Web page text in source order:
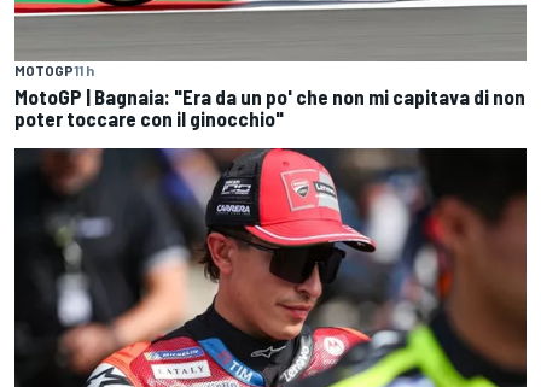
MOTOGP11 h
MotoGP | Bagnaia: "Era da un po' che non mi capitava di non
poter toccare con il ginocchio"